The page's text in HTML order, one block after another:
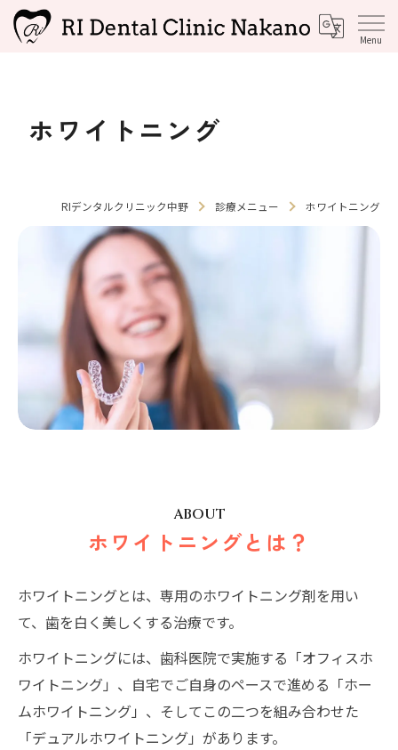
ホワイトニング
RIデンタルクリニック中野 診療メニュー ホワイトニング
ホワイトニングとは？
ABOUT
ホワイトニングとは、専用のホワイトニング剤を用い
て、歯を白く美しくする治療です。
ホワイトニングには、歯科医院で実施する「オフィスホ
ワイトニング」、自宅でご自身のペースで進める「ホー
ムホワイトニング」、そしてこの二つを組み合わせた
「デュアルホワイトニング」があります。